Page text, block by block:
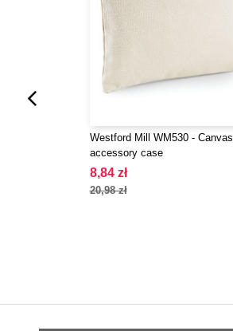
Westford Mill WM530 - Canvas
accessory case
8,84 zł
20,98 zł